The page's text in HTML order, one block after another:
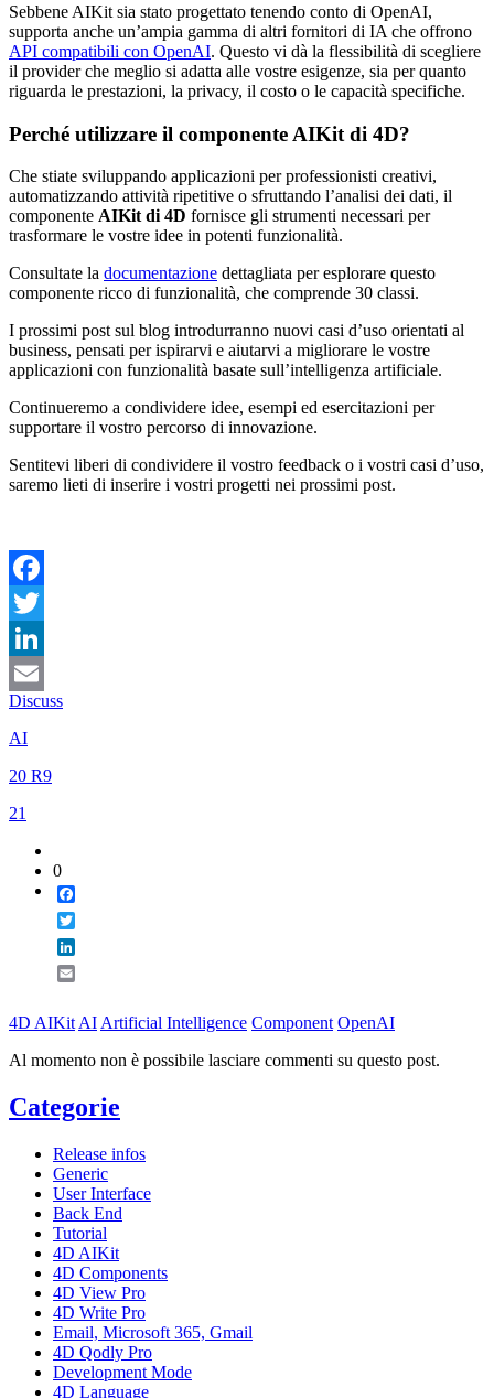
Sebbene AIKit sia stato progettato tenendo conto di OpenAI,
supporta anche un’ampia gamma di altri fornitori di IA che offrono
API compatibili con OpenAI. Questo vi dà la flessibilità di scegliere
il provider che meglio si adatta alle vostre esigenze, sia per quanto
riguarda le prestazioni, la privacy, il costo o le capacità specifiche.
Perché utilizzare il componente AIKit di 4D?
Che stiate sviluppando applicazioni per professionisti creativi,
automatizzando attività ripetitive o sfruttando l’analisi dei dati, il
componente AIKit di 4D fornisce gli strumenti necessari per
trasformare le vostre idee in potenti funzionalità.
Consultate la documentazione dettagliata per esplorare questo
componente ricco di funzionalità, che comprende 30 classi.
I prossimi post sul blog introdurranno nuovi casi d’uso orientati al
business, pensati per ispirarvi e aiutarvi a migliorare le vostre
applicazioni con funzionalità basate sull’intelligenza artificiale.
Continueremo a condividere idee, esempi ed esercitazioni per
supportare il vostro percorso di innovazione.
Sentitevi liberi di condividere il vostro feedback o i vostri casi d’uso,
saremo lieti di inserire i vostri progetti nei prossimi post.
Facebook
Twitter
LinkedIn
Email
Discuss
AI
20 R9
21
0
4D AIKit AI Artificial Intelligence Component OpenAI
Al momento non è possibile lasciare commenti su questo post.
Categorie
Release infos
Generic
User Interface
Back End
Tutorial
4D AIKit
4D Components
4D View Pro
4D Write Pro
Email, Microsoft 365, Gmail
4D Qodly Pro
Development Mode
4D Language